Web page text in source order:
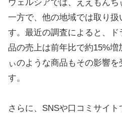
ウェルシアでは、ええもん
一方で、他の地域では取り扱
す。最近の調査によると、
品の売上は前年比で約15%増
ぃのような商品もその影響
す。
さらに、SNSや口コミサイ